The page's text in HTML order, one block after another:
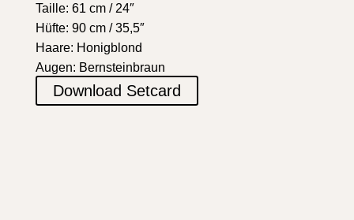
Taille: 61 cm / 24″
Hüfte: 90 cm / 35,5″
Haare: Honigblond
Augen: Bernsteinbraun
Download Setcard